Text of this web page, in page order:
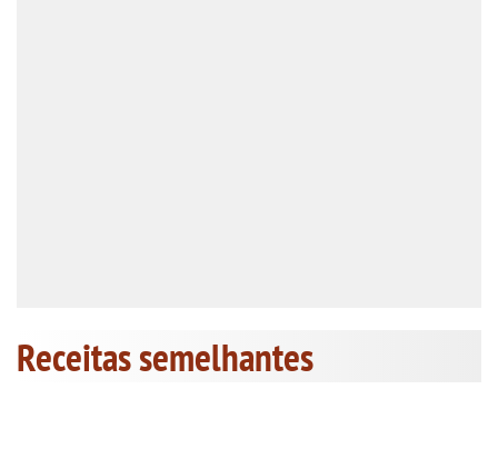
Receitas semelhantes